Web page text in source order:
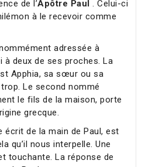
de l’Apôtre Paul . Celui-ci
à le recevoir comme
adressée à
à deux de ses proches. La
Apphia, sa sœur ou sa
Le second nommé
le fils de la maison, porte
grecque.
écrit de la main de Paul, est
qu’il nous interpelle. Une
touchante. La réponse de